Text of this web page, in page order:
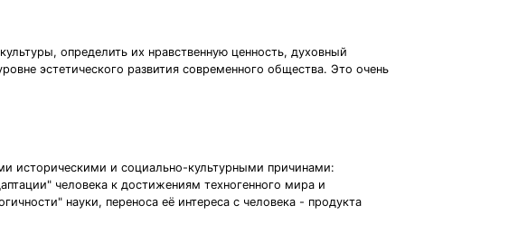
определить их нравственную ценность, духовный
эстетического развития современного общества. Это очень
историческими и социально-культурными причинами:
человека к достижениям техногенного мира и
науки, переноса её интереса с человека - продукта